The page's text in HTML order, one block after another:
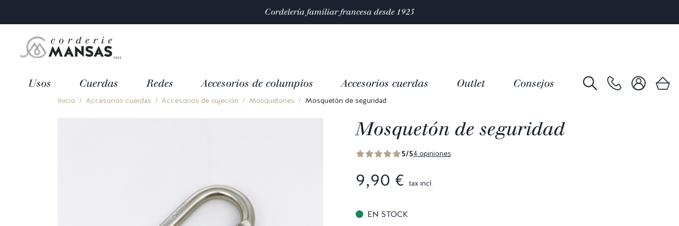
Satisfacción valorada con 4,9/5 enmas de 10 000 reseñas
Usos Cuerdas Redes Accesorios de columpios Accesorios cuerdas Outlet Consejos
Inicio Accesorios cuerdas Accesorios de sujeción Mosquetones Mosquetón de seguridad
Mosquetón de seguridad
5/54 opiniones
9,90 € tax incl.
EN STOCK